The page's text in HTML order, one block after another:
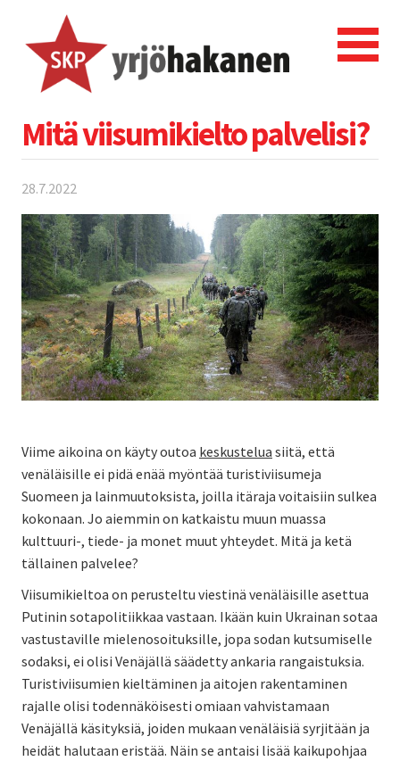
Mitä viisumikielto palvelisi?
28.7.2022
Viime aikoina on käyty outoa keskustelua siitä, että
venäläisille ei pidä enää myöntää turistiviisumeja
Suomeen ja lainmuutoksista, joilla itäraja voitaisiin sulkea
kokonaan. Jo aiemmin on katkaistu muun muassa
kulttuuri-, tiede- ja monet muut yhteydet. Mitä ja ketä
tällainen palvelee?
Viisumikieltoa on perusteltu viestinä venäläisille asettua
Putinin sotapolitiikkaa vastaan. Ikään kuin Ukrainan sotaa
vastustaville mielenosoituksille, jopa sodan kutsumiselle
sodaksi, ei olisi Venäjällä säädetty ankaria rangaistuksia.
Turistiviisumien kieltäminen ja aitojen rakentaminen
rajalle olisi todennäköisesti omiaan vahvistamaan
Venäjällä käsityksiä, joiden mukaan venäläisiä syrjitään ja
heidät halutaan eristää. Näin se antaisi lisää kaikupohjaa